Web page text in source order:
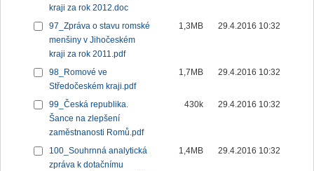
kraji za rok 2012.doc
97_Zpráva o stavu romské
menšiny v Jihočeském
kraji za rok 2011.pdf
1,3MB 29.4.2016 10:32
98_Romové ve
Středočeském kraji.pdf
1,7MB 29.4.2016 10:32
99_Česká republika.
Šance na zlepšení
zaměstnanosti Romů.pdf
430k 29.4.2016 10:32
100_Souhrnná analytická
zpráva k dotačnímu
1,4MB 29.4.2016 10:32